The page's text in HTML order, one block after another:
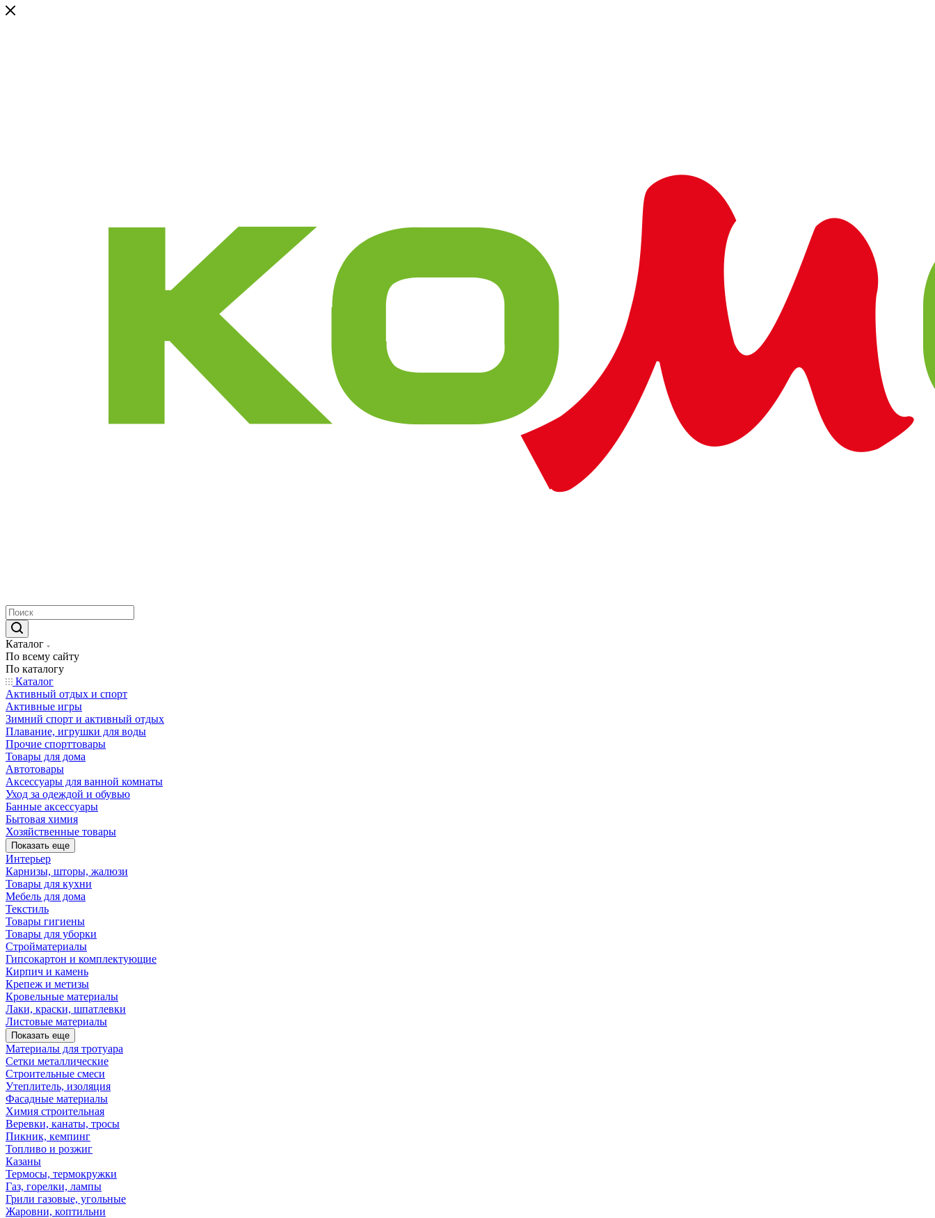
Каталог
По всему сайту
По каталогу
Каталог
Активный отдых и спорт
Активные игры
Зимний спорт и активный отдых
Плавание, игрушки для воды
Прочие спорттовары
Товары для дома
Автотовары
Аксессуары для ванной комнаты
Уход за одеждой и обувью
Банные аксессуары
Бытовая химия
Хозяйственные товары
Показать еще
Интерьер
Карнизы, шторы, жалюзи
Товары для кухни
Мебель для дома
Текстиль
Товары гигиены
Товары для уборки
Стройматериалы
Гипсокартон и комплектующие
Кирпич и камень
Крепеж и метизы
Кровельные материалы
Лаки, краски, шпатлевки
Листовые материалы
Показать еще
Материалы для тротуара
Сетки металлические
Строительные смеси
Утеплитель, изоляция
Фасадные материалы
Химия строительная
Веревки, канаты, тросы
Пикник, кемпинг
Топливо и розжиг
Казаны
Термосы, термокружки
Газ, горелки, лампы
Грили газовые, угольные
Жаровни, коптильни